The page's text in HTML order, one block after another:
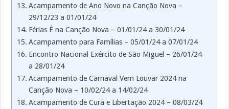
Acampamento de Ano Novo na Canção Nova –
29/12/23 a 01/01/24
Férias É na Canção Nova – 01/01/24 a 30/01/24
Acampamento para Famílias – 05/01/24 a 07/01/24
Encontro Nacional Exército de São Miguel – 26/01/24
a 28/01/24
Acampamento de Carnaval Vem Louvar 2024 na
Canção Nova – 10/02/24 a 14/02/24
Acampamento de Cura e Libertação 2024 – 08/03/24